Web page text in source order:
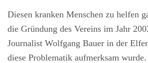
Diesen kranken Menschen zu helfen
die Gründung des Vereins im Jahr
Journalist Wolfgang Bauer in der
diese Problematik aufmerksam